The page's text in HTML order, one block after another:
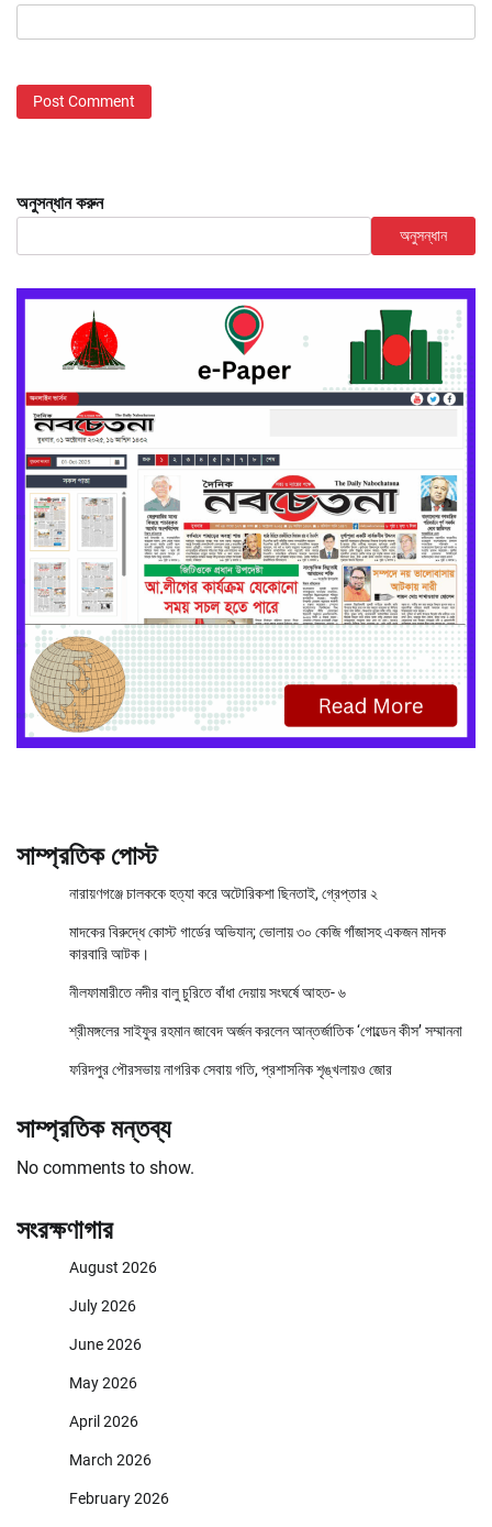
অনুসন্ধান করুন
অনুসন্ধান
সাম্প্রতিক পোস্ট
নারায়ণগঞ্জে চালককে হত্যা করে অটোরিকশা ছিনতাই, গ্রেপ্তার ২
মাদকের বিরুদ্ধে কোস্ট গার্ডের অভিযান; ভোলায় ৩০ কেজি গাঁজাসহ একজন মাদক
কারবারি আটক।
নীলফামারীতে নদীর বালু চুরিতে বাঁধা দেয়ায় সংঘর্ষে আহত- ৬
শ্রীমঙ্গলের সাইফুর রহমান জাবেদ অর্জন করলেন আন্তর্জাতিক ‘গোল্ডেন কীস’ সম্মাননা
ফরিদপুর পৌরসভায় নাগরিক সেবায় গতি, প্রশাসনিক শৃঙ্খলায়ও জোর
সাম্প্রতিক মন্তব্য
No comments to show.
সংরক্ষণাগার
August 2026
July 2026
June 2026
May 2026
April 2026
March 2026
February 2026